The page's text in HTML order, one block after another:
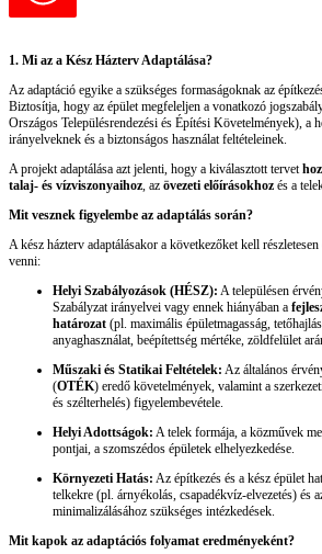
1. Mi az a Kész Házterv Adaptálása?
Az adaptáció egyike a szükséges formaságoknak az
Biztosítja, hogy az épület megfeleljen a vonatkozó
Országos Településrendezési és Építési Követelmények), a
irányelveknek és a biztonságos használat feltételeinek.
A projekt adaptálása azt jelenti, hogy a kiválasztott tervet
talaj- és vízviszonyaihoz, az övezeti előírásokhoz és a
Mit vesznek figyelembe az adaptálás során?
A kész házterv adaptálásakor a következőket kell
venni:
Helyi Szabályozások (HÉSZ): A településen
Szabályzat irányelvei vagy ennek hiányában a
határozat (pl. maximális épületmagasság,
anyaghasználat, beépítettség mértéke, zöldfelület
Műszaki és Statikai Feltételek: Az általános
(OTÉK) eredő követelmények, valamint a
és szélterhelés) figyelembevétele.
Helyi Adottságok: A telek formája, a közművek
pontjai, a szomszédos épületek elhelyezkedése.
Környezeti Hatás: Az építkezés és a kész épület
telkekre (pl. árnyékolás, csapadékvíz-elvezetés) és
minimalizálásához szükséges intézkedések.
Mit kapok az adaptációs folyamat eredményeként?